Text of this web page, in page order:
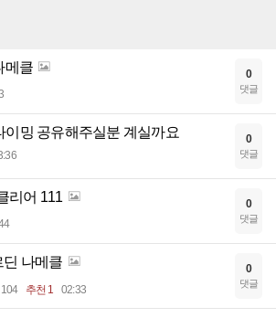
메클 0
댓글
이밍 공유해주실분 계실까요 0
댓글
리어 111 0
댓글
딘 나메클
추천 1 02:33
0
댓글